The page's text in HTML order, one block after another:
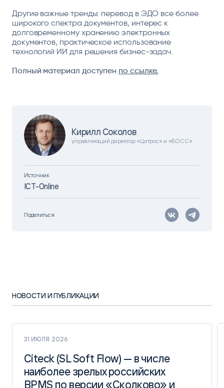
Кирилл Соколов
управляющий директор «Цитрос» и «БОСС»
Источник
ICT-Online
Поделиться
Другие важные тренды: перевод в ЭДО все более
широкого спектра документов, интерес к
долговременному хранению электронных
документов, практическое использование
технологий ИИ для решения бизнес-задач.
Полный материал доступен по ссылке.
НОВОСТИ И ПУБЛИКАЦИИ
31 ИЮЛЯ 2026
Citeck (SL Soft Flow) — в числе
наиболее зрелых российских
BPMS по версии «Сколково» и
Citeck (SL Soft Flow) — в числе
наиболее зрелых российских
BPMS по версии «Сколково» и